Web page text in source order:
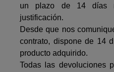
un plazo de 14 días
justificación.
Desde que nos
contrato, dispone de 14
producto adquirido.
Todas las devoluciones